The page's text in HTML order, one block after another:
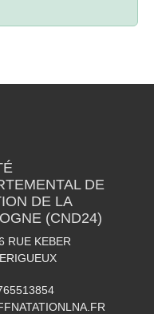
DE
DE LA
(CND24)
RUE KEBER